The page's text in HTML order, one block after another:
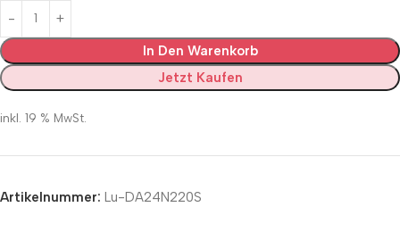
In Den Warenkorb
Jetzt Kaufen
inkl. 19 % MwSt.
Artikelnummer: Lu-DA24N220S